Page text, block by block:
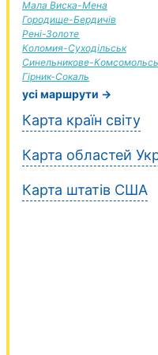
Мала Виска-Мена
Городище-Бердичів
Рені-Золоте
Коломия-Суходільськ
Синельникове-
Гірник-Сокаль
усі маршрути →
Карта країн світу
Карта областей
Карта штатів США